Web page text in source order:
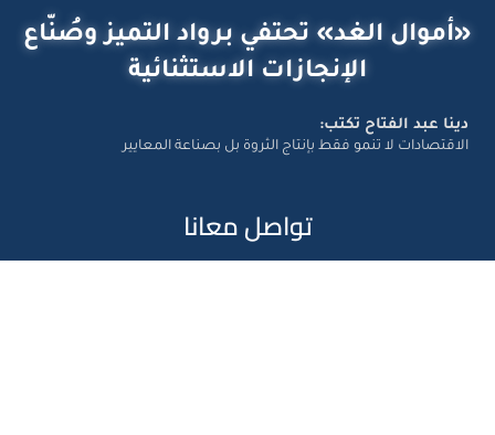
«أموال الغد» تحتفي برواد التميز وصُنّاع
الإنجازات الاستثنائية
دينا عبد الفتاح تكتب:
الاقتصادات لا تنمو فقط بإنتاج الثروة بل بصناعة المعايير
تواصل معانا